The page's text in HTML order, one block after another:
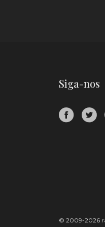
Siga-nos
© 2009-2026